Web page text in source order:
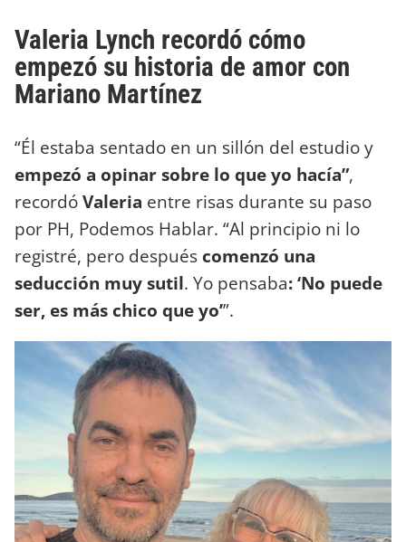
Valeria Lynch recordó cómo
empezó su historia de amor con
Mariano Martínez
“Él estaba sentado en un sillón del estudio y
empezó a opinar sobre lo que yo hacía”,
recordóValeria entre risas durante su paso
por PH, Podemos Hablar. “Al principio ni lo
registré, pero después comenzó una
seducción muy sutil. Yo pensaba: ‘No puede
ser, es más chico que yo’”.